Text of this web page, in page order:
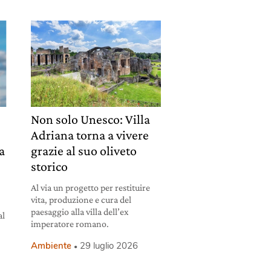
Non solo Unesco: Villa
Adriana torna a vivere
grazie al suo oliveto
storico
Al via un progetto per restituire
vita, produzione e cura del
paesaggio alla villa dell’ex
imperatore romano.
Ambiente 29 luglio 2026